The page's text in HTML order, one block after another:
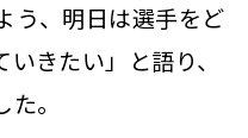
う、明日は選手をど
きたい」と語り、
。